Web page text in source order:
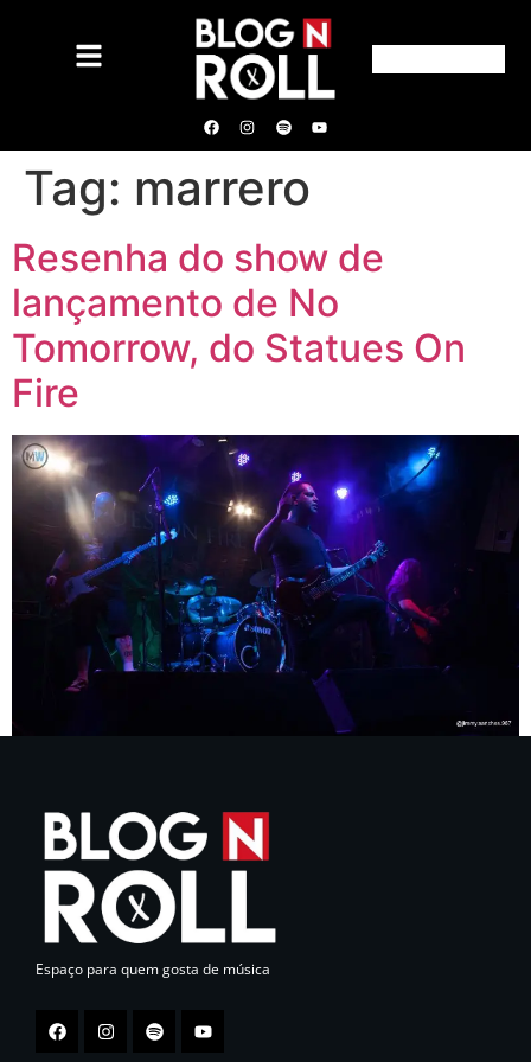
Tag: marrero
Resenha do show de
lançamento de No
Tomorrow, do Statues On
Fire
Espaço para quem gosta de música